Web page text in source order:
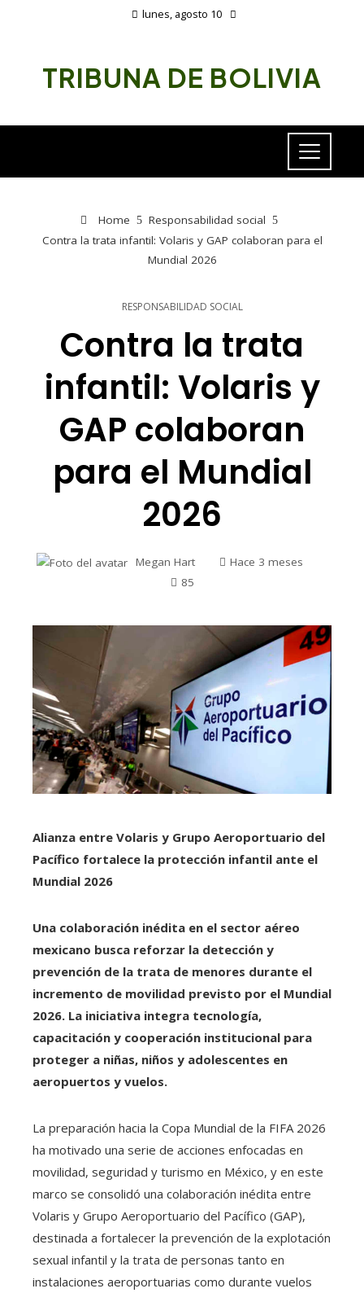
lunes, agosto 10
TRIBUNA DE BOLIVIA
Home
Responsabilidad social
Contra la trata infantil: Volaris y GAP colaboran para el
Mundial 2026
RESPONSABILIDAD SOCIAL
Contra la trata
infantil: Volaris y
GAP colaboran
para el Mundial
2026
Megan Hart
Hace 3 meses
85
Alianza entre Volaris y Grupo Aeroportuario del
Pacífico fortalece la protección infantil ante el
Mundial 2026
Una colaboración inédita en el sector aéreo
mexicano busca reforzar la detección y
prevención de la trata de menores durante el
incremento de movilidad previsto por el Mundial
2026. La iniciativa integra tecnología,
capacitación y cooperación institucional para
proteger a niñas, niños y adolescentes en
aeropuertos y vuelos.
La preparación hacia la Copa Mundial de la FIFA 2026
ha motivado una serie de acciones enfocadas en
movilidad, seguridad y turismo en México, y en este
marco se consolidó una colaboración inédita entre
Volaris y Grupo Aeroportuario del Pacífico (GAP),
destinada a fortalecer la prevención de la explotación
sexual infantil y la trata de personas tanto en
instalaciones aeroportuarias como durante vuelos